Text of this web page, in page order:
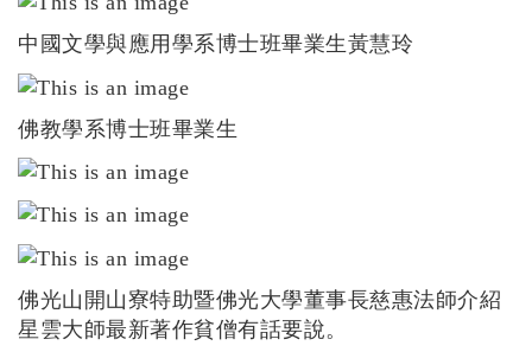
中國文學與應用學系博士班畢業生黃慧玲
佛教學系博士班畢業生
佛光山開山寮特助暨佛光大學董事長慈惠法師介紹
星雲大師最新著作貧僧有話要說。